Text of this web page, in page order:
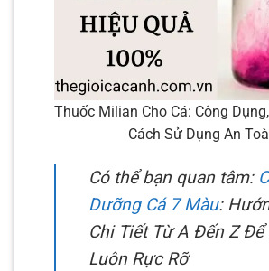
Thuốc Milian Cho Cá: Công
Cách Sử Dụng An
Có thể bạn quan tâm:
Dưỡng Cá 7 Màu:
Chi Tiết Từ A Đến Z Để
Luôn Rực Rỡ